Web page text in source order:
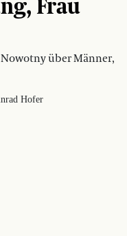
über Männer,
Hofer